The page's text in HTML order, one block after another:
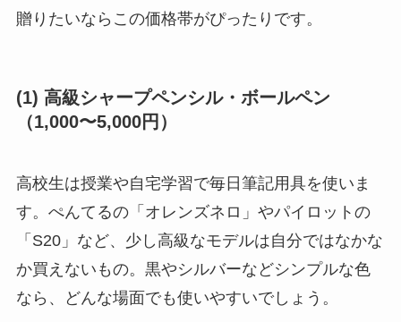
贈りたいならこの価格帯がぴったりです。
(1) 高級シャープペンシル・ボールペン
（1,000〜5,000円）
高校生は授業や自宅学習で毎日筆記用具を使いま
す。ぺんてるの「オレンズネロ」やパイロットの
「S20」など、少し高級なモデルは自分ではなかな
か買えないもの。黒やシルバーなどシンプルな色
なら、どんな場面でも使いやすいでしょう。